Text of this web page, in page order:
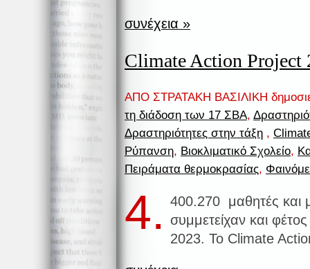
συνέχεια »
Climate Action Project
ΑΠΟ ΣΤΡΑΤΑΚΗ ΒΑΣΙΛΙΚΗ
τη διάδοση των 17 ΣΒΑ,
Δραστηριότητες στην τάξη ,
Ρύπανση, Βιοκλιματικό Σχολείο,
Πειράματα θερμοκρασίας,
4.
400.270 μαθητές
συμμετείχαν και
2023. To Climate